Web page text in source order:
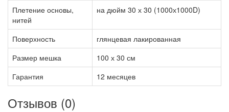
Плетение основы,
нитей
на дюйм 30 х 30 (1000х1000D)
Поверхность
глянцевая лакированная
Размер мешка
100 х 30 см
Гарантия
12 месяцев
Отзывов (0)